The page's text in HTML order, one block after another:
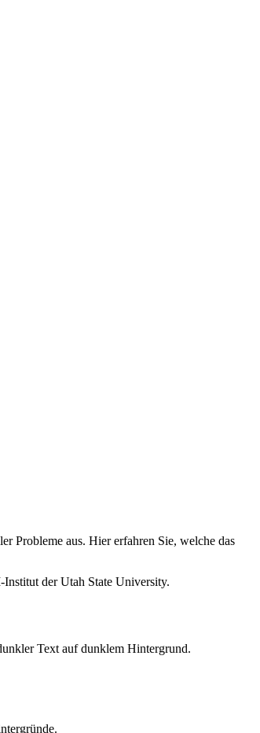
Probleme aus. Hier erfahren Sie, welche das
der Utah State University.
Text auf dunklem Hintergrund.